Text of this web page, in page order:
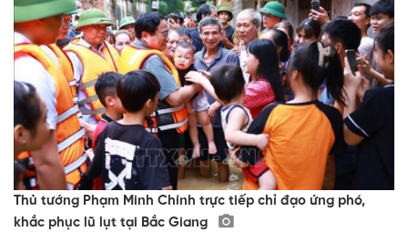
Thủ tướng Phạm Minh Chính trực tiếp chỉ đạo ứng phó,
khắc phục lũ lụt tại Bắc Giang